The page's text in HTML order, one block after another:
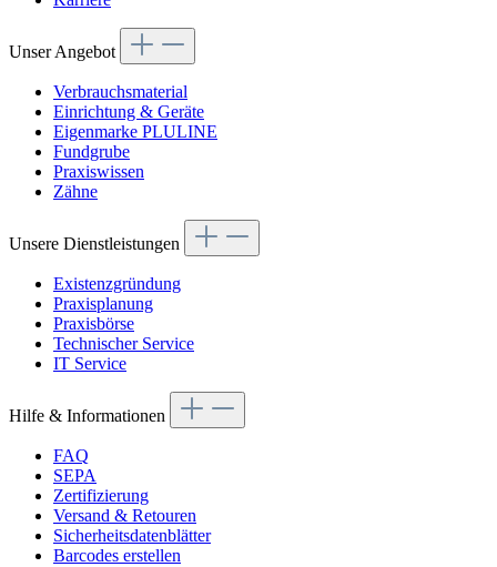
Unser Angebot
Verbrauchsmaterial
Einrichtung & Geräte
Eigenmarke PLULINE
Fundgrube
Praxiswissen
Zähne
Unsere Dienstleistungen
Existenzgründung
Praxisplanung
Praxisbörse
Technischer Service
IT Service
Hilfe & Informationen
FAQ
SEPA
Zertifizierung
Versand & Retouren
Sicherheitsdatenblätter
Barcodes erstellen